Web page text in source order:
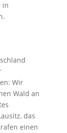
in
Wir
Wald an
das
einen